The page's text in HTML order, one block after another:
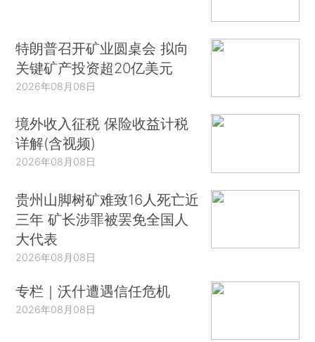
特朗普召开矿业圆桌会 拟向
关键矿产投资超20亿美元
2026年08月08日
境外收入征税 保险收益计税
详解(含视频)
2026年08月08日
贵州山脚树矿难致16人死亡近
三年 矿长涉罪被罢免全国人
大代表
2026年08月08日
专栏｜沃什遭遇信任危机
2026年08月08日